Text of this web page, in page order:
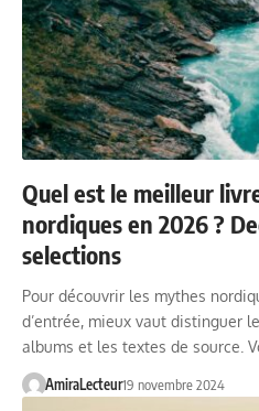
Quel est le meilleur
nordiques en 2026 ?
selections
Pour découvrir les mythes
d’entrée, mieux vaut distinguer
albums et les textes de source.
AmiraLecteur19 novembre 2024